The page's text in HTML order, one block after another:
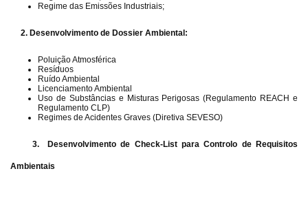
Regime das Emissões Industriais;
2. Desenvolvimento de Dossier Ambiental:
Poluição Atmosférica
Resíduos
Ruído Ambiental
Licenciamento Ambiental
Uso de Substâncias e Misturas Perigosas (Regulamento REACH e
Regulamento CLP)
Regimes de Acidentes Graves (Diretiva SEVESO)
3. Desenvolvimento de Check-List para Controlo de Requisitos
Ambientais